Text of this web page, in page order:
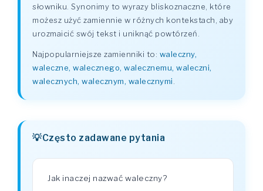
słowniku. Synonimy to wyrazy bliskoznaczne, które
możesz użyć zamiennie w różnych kontekstach, aby
urozmaicić swój tekst i uniknąć powtórzeń.
Najpopularniejsze zamienniki to: waleczny,
waleczne, walecznego, walecznemu, waleczni,
walecznych, walecznym, walecznymi
Często zadawane pytania
Jak inaczej nazwać waleczny?